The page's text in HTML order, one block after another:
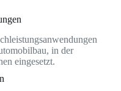
in der
eingesetzt.